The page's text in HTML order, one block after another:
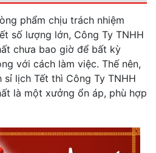
phẩm chịu trách nhiệm
số lượng lớn, Công Ty TNHH
chưa bao giờ để bất kỳ
với cách làm việc. Thế nên,
lịch Tết thì Công Ty TNHH
là một xưởng ổn áp, phù hợp